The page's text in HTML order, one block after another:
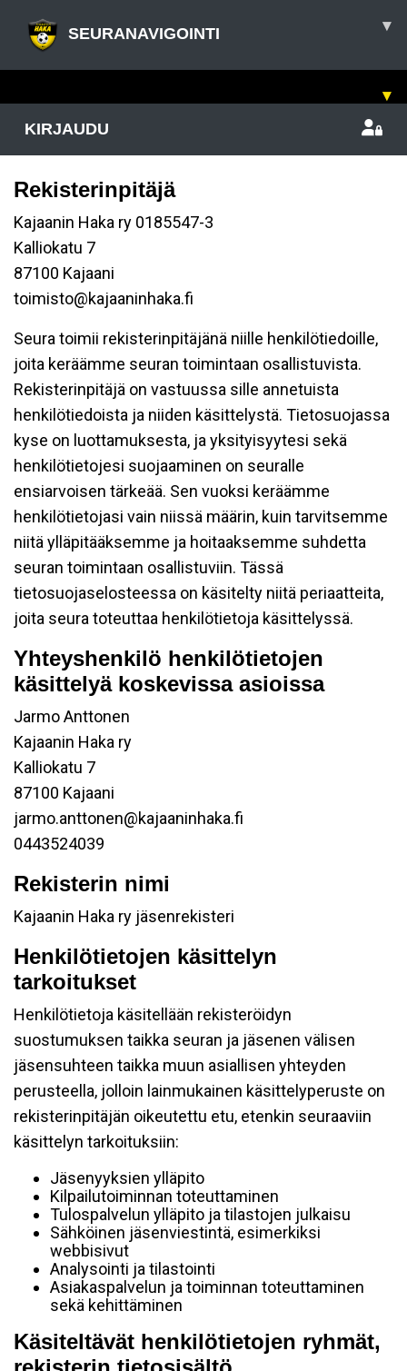
SEURANAVIGOINTI ▾
▾
KIRJAUDU
Rekisterinpitäjä
Kajaanin Haka ry 0185547-3
Kalliokatu 7
87100 Kajaani
toimisto@kajaaninhaka.fi
Seura toimii rekisterinpitäjänä niille henkilötiedoille,
joita keräämme seuran toimintaan osallistuvista.
Rekisterinpitäjä on vastuussa sille annetuista
henkilötiedoista ja niiden käsittelystä. Tietosuojassa
kyse on luottamuksesta, ja yksityisyytesi sekä
henkilötietojesi suojaaminen on seuralle
ensiarvoisen tärkeää. Sen vuoksi keräämme
henkilötietojasi vain niissä määrin, kuin tarvitsemme
niitä ylläpitääksemme ja hoitaaksemme suhdetta
seuran toimintaan osallistuviin. Tässä
tietosuojaselosteessa on käsitelty niitä periaatteita,
joita seura toteuttaa henkilötietoja käsittelyssä.
Yhteyshenkilö henkilötietojen
käsittelyä koskevissa asioissa
Jarmo Anttonen
Kajaanin Haka ry
Kalliokatu 7
87100 Kajaani
jarmo.anttonen@kajaaninhaka.fi
0443524039
Rekisterin nimi
Kajaanin Haka ry jäsenrekisteri
Henkilötietojen käsittelyn
tarkoitukset
Henkilötietoja käsitellään rekisteröidyn
suostumuksen taikka seuran ja jäsenen välisen
jäsensuhteen taikka muun asiallisen yhteyden
perusteella, jolloin lainmukainen käsittelyperuste on
rekisterinpitäjän oikeutettu etu, etenkin seuraaviin
käsittelyn tarkoituksiin:
Jäsenyyksien ylläpito
Kilpailutoiminnan toteuttaminen
Tulospalvelun ylläpito ja tilastojen julkaisu
Sähköinen jäsenviestintä, esimerkiksi
webbisivut
Analysointi ja tilastointi
Asiakaspalvelun ja toiminnan toteuttaminen
sekä kehittäminen
Käsiteltävät henkilötietojen ryhmät,